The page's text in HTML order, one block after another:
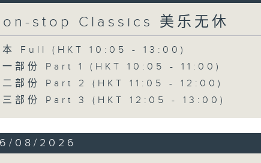
stop Classics 美乐无休
本 Full (HKT 10:05 - 13:00)
一部份 Part 1 (HKT 10:05 - 11:00)
二部份 Part 2 (HKT 11:05 - 12:00)
三部份 Part 3 (HKT 12:05 - 13:00)
08/2026